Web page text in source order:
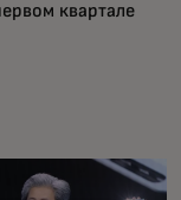
квартале